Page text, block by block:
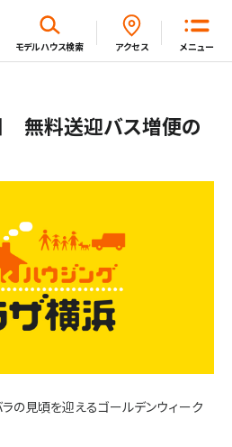
メニュー
モデルハウス検索 アクセス
無料送迎バス増便の
の見頃を迎えるゴールデンウィーク
閉じる
ペーン一覧